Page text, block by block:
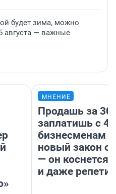
будет зима, можно
августа — важные
МНЕНИЕ
Продашь за
заплатишь с
бизнесменам
новый закон о
— он коснется
и даже